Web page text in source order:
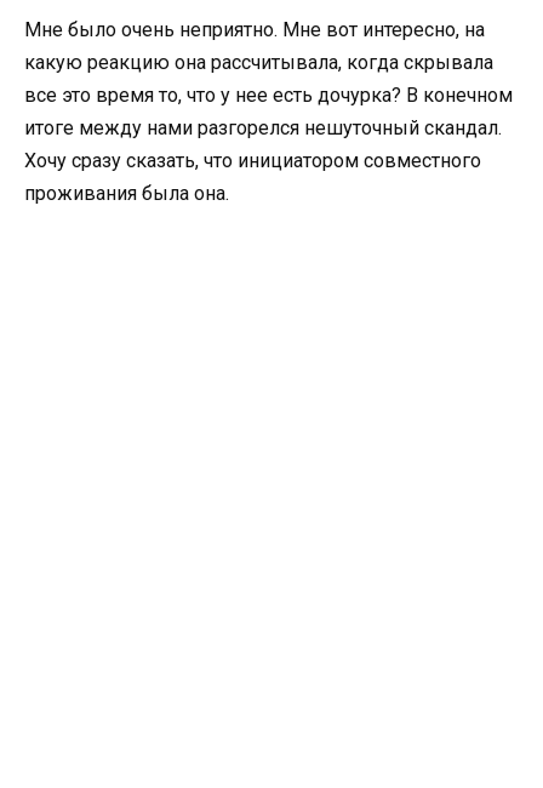
Мне было очень неприятно. Мне вот интересно, на
какую реакцию она рассчитывала, когда скрывала
все это время то, что у нее есть дочурка? В конечном
итоге между нами разгорелся нешуточный скандал.
Хочу сразу сказать, что инициатором совместного
проживания была она.